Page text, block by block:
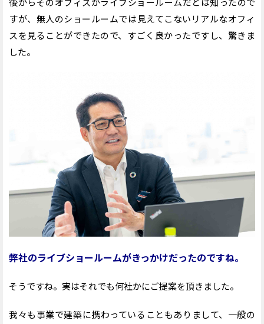
すが、無人のショールームでは見えてこないリアルなオフィ
スを見ることができたので、すごく良かったですし、驚きま
した。
弊社のライブショールームがきっかけだったのですね。
そうですね。実はそれでも何社かにご提案を頂きました。
我々も事業で建築に携わっていることもありまして、一般の